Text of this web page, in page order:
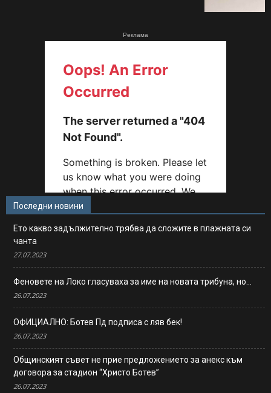
Реклама
Последни новини
Ето какво задължително трябва да сложите в плажната си
чанта
27.07.2023
Феновете на Локо гласуваха за име на новата трибуна, но…
26.07.2023
ОФИЦИАЛНО: Ботев Пд подписа с ляв бек!
26.07.2023
Общинският съвет не прие предложението за анекс към
договора за стадион “Христо Ботев”
26.07.2023